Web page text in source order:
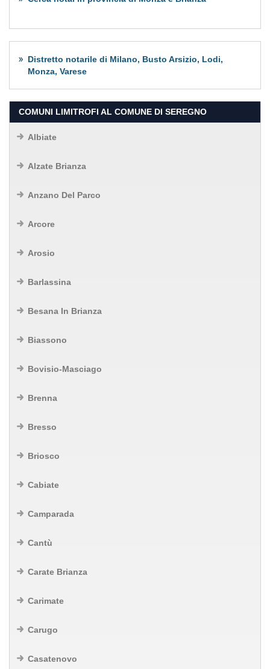
Distretto notarile di Milano, Busto Arsizio, Lodi,
Monza, Varese
COMUNI LIMITROFI AL COMUNE DI SEREGNO
Albiate
Alzate Brianza
Anzano Del Parco
Arcore
Arosio
Barlassina
Besana In Brianza
Biassono
Bovisio-Masciago
Brenna
Bresso
Briosco
Cabiate
Camparada
Cantù
Carate Brianza
Carimate
Carugo
Casatenovo